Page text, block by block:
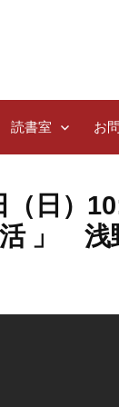
読書室 お
（日
」